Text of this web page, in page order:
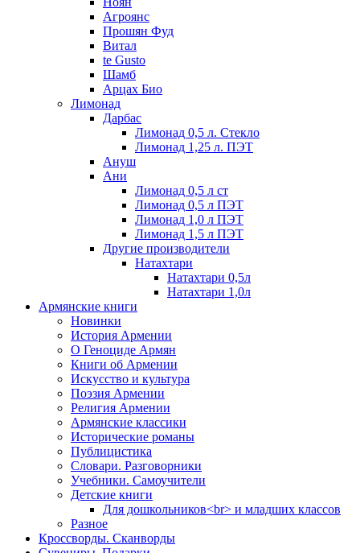
Агроянс
Прошян Фуд
Витал
te Gusto
Шамб
Арцах Био
Лимонад
Дарбас
Лимонад 0,5 л. Стекло
Лимонад 1,25 л. ПЭТ
Ануш
Ани
Лимонад 0,5 л ст
Лимонад 0,5 л ПЭТ
Лимонад 1,0 л ПЭТ
Лимонад 1,5 л ПЭТ
Другие производители
Натахтари
Натахтари 0,5л
Натахтари 1,0л
Армянские книги
Новинки
История Армении
О Геноциде Армян
Книги об Армении
Иcкусство и культура
Поэзия Армении
Религия Армении
Армянские классики
Исторические романы
Публицистика
Словари. Разговорники
Учебники. Самоучители
Детские книги
Для дошкольников<br> и младших классов
Разное
Кроссворды. Сканворды